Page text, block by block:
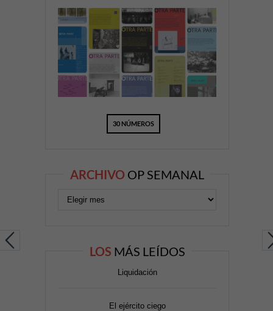
30 NÚMEROS
ARCHIVO OP SEMANAL
LOS MÁS LEÍDOS
Liquidación
El ejército ciego